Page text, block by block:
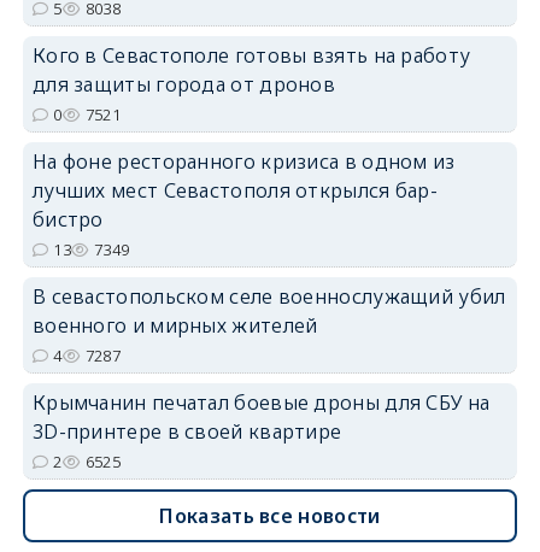
5 8038
Кого в Севастополе готовы взять на работу
для защиты города от дронов
0 7521
На фоне ресторанного кризиса в одном из
лучших мест Севастополя открылся бар-
бистро
13 7349
В севастопольском селе военнослужащий убил
военного и мирных жителей
4 7287
Крымчанин печатал боевые дроны для СБУ на
3D-принтере в своей квартире
2 6525
Показать все новости